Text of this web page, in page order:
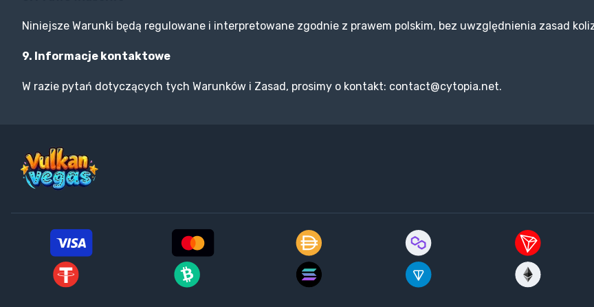
Niniejsze Warunki będą regulowane i interpretowane zgodnie z prawem polskim, bez uwzględnienia zasad
9. Informacje kontaktowe
W razie pytań dotyczących tych Warunków i Zasad, prosimy o kontakt: contact@cytopia.net.